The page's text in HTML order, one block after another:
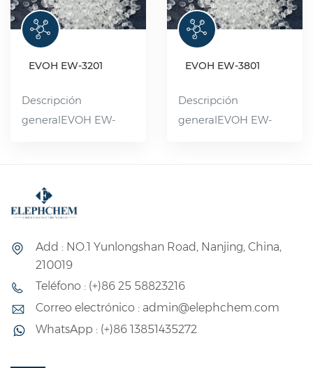
EVOH EW-3201
Descripción
generalEVOH EW-
excelentes
propiedades de
ideal para materiales
de embalaje,
depósitos de
EVOH EW-3801
Descripción
generalEVOH EW-
alta barrera. Se puede
envases con alta
barrera al oxígeno.
Add : NO.1 Yunlongshan Road, Nanjing, China,
210019
Teléfono : (+)86 25 58823216
Correo electrónico : admin@elephchem.com
WhatsApp : (+)86 13851435272